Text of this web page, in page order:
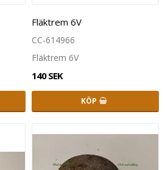
Fläktrem 6V
CC-614966
Fläktrem 6V
140 SEK
KÖP